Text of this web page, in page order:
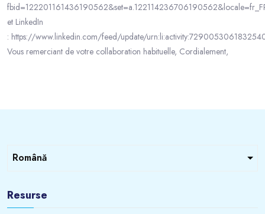
et LinkedIn
: https://www.linkedin.com/feed/update/
Vous remerciant de votre collaboration habituelle, Cordialement,
Resurse